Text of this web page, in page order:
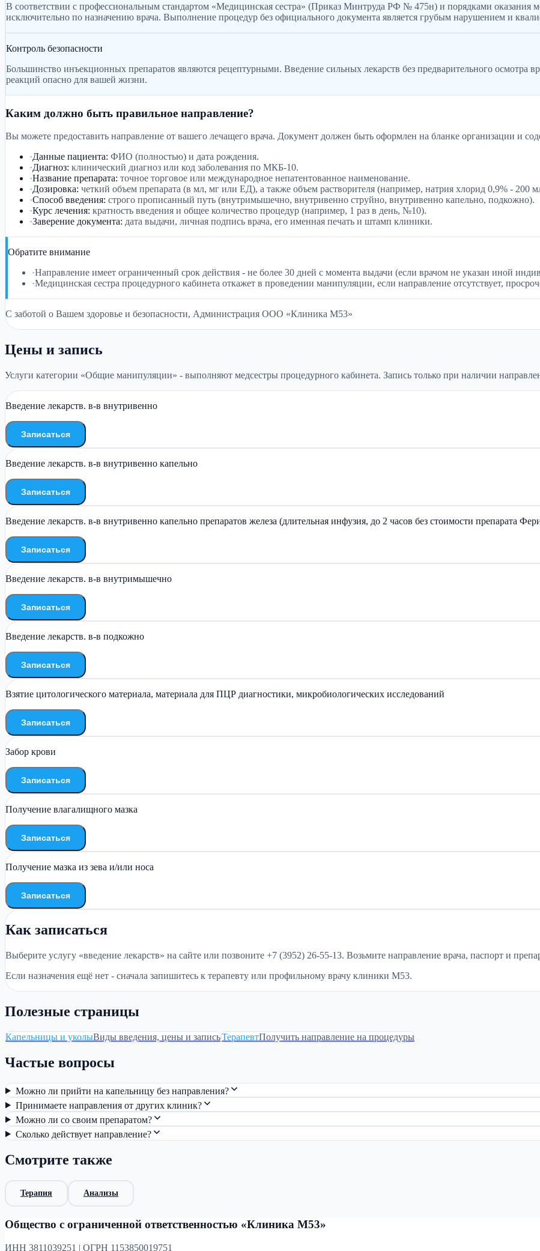
В соответствии с профессиональным стандартом «Медицинская сестра» (Приказ Минтруда РФ № 475н) и порядками оказания
исключительно по назначению врача. Выполнение процедур без официального документа является грубым нарушением и
Контроль безопасности
Большинство инъекционных препаратов являются рецептурными. Введение сильных лекарств без предварительного осмотра
реакций опасно для вашей жизни.
Каким должно быть правильное направление?
Вы можете предоставить направление от вашего лечащего врача. Документ должен быть оформлен на бланке организации и
·Данные пациента: ФИО (полностью) и дата рождения.
·Диагноз: клинический диагноз или код заболевания по МКБ-10.
·Название препарата: точное торговое или международное непатентованное наименование.
·Дозировка: четкий объем препарата (в мл, мг или ЕД), а также объем растворителя (например, натрия хлорид 0,9% - 200
·Способ введения: строго прописанный путь (внутримышечно, внутривенно струйно, внутривенно капельно, подкожно).
·Курс лечения: кратность введения и общее количество процедур (например, 1 раз в день, №10).
·Заверение документа: дата выдачи, личная подпись врача, его именная печать и штамп клиники.
Обратите внимание
·Направление имеет ограниченный срок действия - не более 30 дней с момента выдачи (если врачом не указан иной
·Медицинская сестра процедурного кабинета откажет в проведении манипуляции, если направление отсутствует,
С заботой о Вашем здоровье и безопасности, Администрация ООО «Клиника М53»
Цены и запись
Услуги категории «Общие манипуляции» - выполняют медсестры процедурного кабинета. Запись только при наличии
Введение лекарств. в-в внутривенно
Записаться
Введение лекарств. в-в внутривенно капельно
Записаться
Введение лекарств. в-в внутривенно капельно препаратов железа (длительная инфузия, до 2 часов без стоимости препарата
Записаться
Введение лекарств. в-в внутримышечно
Записаться
Введение лекарств. в-в подкожно
Записаться
Взятие цитологического материала, материала для ПЦР диагностики, микробиологических исследований
Записаться
Забор крови
Записаться
Получение влагалищного мазка
Записаться
Получение мазка из зева и/или носа
Записаться
Как записаться
Выберите услугу «введение лекарств» на сайте или позвоните +7 (3952) 26-55-13. Возьмите направление врача, паспорт и
Если назначения ещё нет - сначала запишитесь к терапевту или профильному врачу клиники М53.
Полезные страницы
Капельницы и уколыВиды введения, цены и записьТерапевтПолучить направление на процедуры
Частые вопросы
Можно ли прийти на капельницу без направления?
Принимаете направления от других клиник?
Можно ли со своим препаратом?
Сколько действует направление?
Смотрите также
Терапия Анализы
Общество с ограниченной ответственностью «Клиника М53»
ИНН 3811039251 | ОГРН 1153850019751